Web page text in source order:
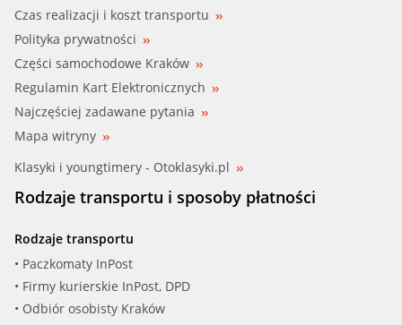
Czas realizacji i koszt transportu
Polityka prywatności
Części samochodowe Kraków
Regulamin Kart Elektronicznych
Najczęściej zadawane pytania
Mapa witryny
Klasyki i youngtimery - Otoklasyki.pl
Rodzaje transportu i sposoby płatności
Rodzaje transportu
• Paczkomaty InPost
• Firmy kurierskie InPost, DPD
• Odbiór osobisty Kraków